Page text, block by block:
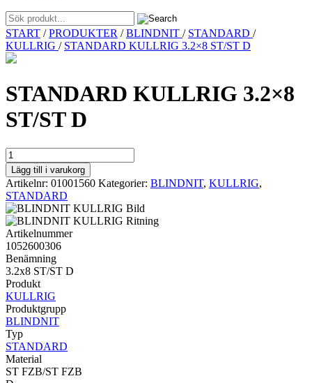
Skip
to
content
START /PRODUKTER /BLINDNIT / STANDARD /
KULLRIG / STANDARD KULLRIG 3.2×8 ST/ST D
STANDARD KULLRIG 3.2×8
ST/ST D
STANDARD
KULLRIG
3.2x8
ST/ST
D
mängd
Lägg till i varukorg
Artikelnr: 01001560 Kategorier: BLINDNIT, KULLRIG,
STANDARD
Artikelnummer
1052600306
Benämning
3.2x8 ST/ST D
Produkt
KULLRIG
Produktgrupp
BLINDNIT
Typ
STANDARD
Material
ST FZB/ST FZB